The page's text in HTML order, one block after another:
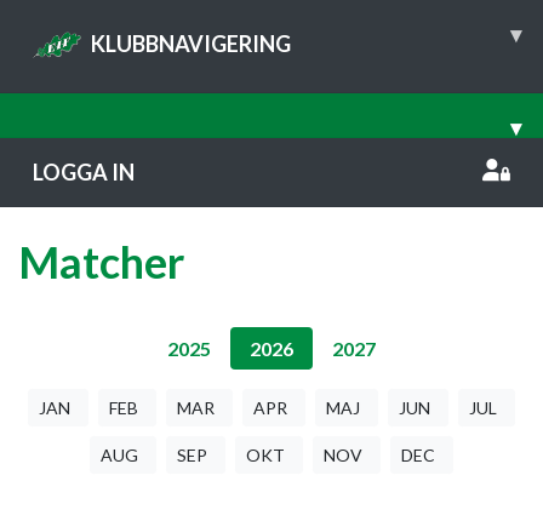
KLUBBNAVIGERING ▾
▾
LOGGA IN
Matcher
2025 2026 2027
JAN FEB MAR APR MAJ JUN JUL
AUG SEP OKT NOV DEC